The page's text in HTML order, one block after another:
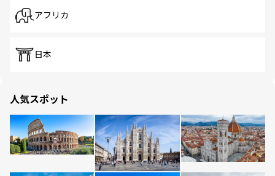
アフリカ
日本
人気スポット